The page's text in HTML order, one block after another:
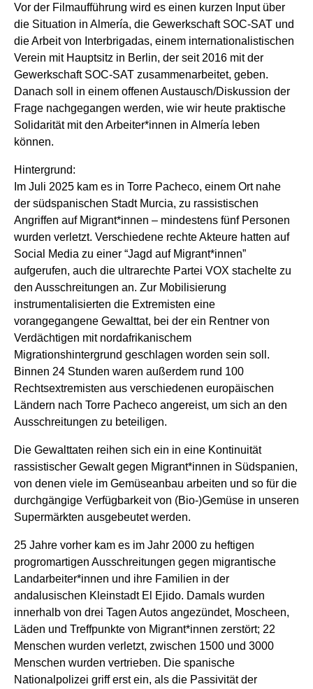
Vor der Filmaufführung wird es einen kurzen Input über
die Situation in Almería, die Gewerkschaft SOC-SAT und
die Arbeit von Interbrigadas, einem internationalistischen
Verein mit Hauptsitz in Berlin, der seit 2016 mit der
Gewerkschaft SOC-SAT zusammenarbeitet, geben.
Danach soll in einem offenen Austausch/Diskussion der
Frage nachgegangen werden, wie wir heute praktische
Solidarität mit den Arbeiter*innen in Almería leben
können.
Hintergrund:
Im Juli 2025 kam es in Torre Pacheco, einem Ort nahe
der südspanischen Stadt Murcia, zu rassistischen
Angriffen auf Migrant*innen – mindestens fünf Personen
wurden verletzt. Verschiedene rechte Akteure hatten auf
Social Media zu einer “Jagd auf Migrant*innen”
aufgerufen, auch die ultrarechte Partei VOX stachelte zu
den Ausschreitungen an. Zur Mobilisierung
instrumentalisierten die Extremisten eine
vorangegangene Gewalttat, bei der ein Rentner von
Verdächtigen mit nordafrikanischem
Migrationshintergrund geschlagen worden sein soll.
Binnen 24 Stunden waren außerdem rund 100
Rechtsextremisten aus verschiedenen europäischen
Ländern nach Torre Pacheco angereist, um sich an den
Ausschreitungen zu beteiligen.
Die Gewalttaten reihen sich ein in eine Kontinuität
rassistischer Gewalt gegen Migrant*innen in Südspanien,
von denen viele im Gemüseanbau arbeiten und so für die
durchgängige Verfügbarkeit von (Bio-)Gemüse in unseren
Supermärkten ausgebeutet werden.
25 Jahre vorher kam es im Jahr 2000 zu heftigen
progromartigen Ausschreitungen gegen migrantische
Landarbeiter*innen und ihre Familien in der
andalusischen Kleinstadt El Ejido. Damals wurden
innerhalb von drei Tagen Autos angezündet, Moscheen,
Läden und Treffpunkte von Migrant*innen zerstört; 22
Menschen wurden verletzt, zwischen 1500 und 3000
Menschen wurden vertrieben. Die spanische
Nationalpolizei griff erst ein, als die Passivität der